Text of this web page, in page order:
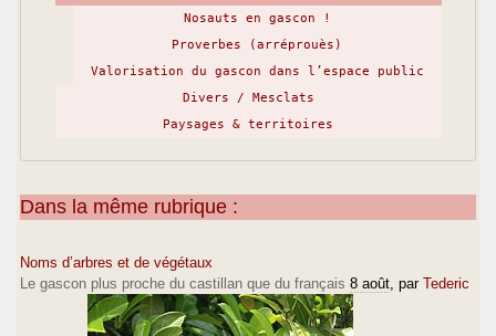
Nosauts en gascon !
Proverbes (arréprouès)
Valorisation du gascon dans l’espace public
Divers / Mesclats
Paysages & territoires
Dans la même rubrique :
Noms d’arbres et de végétaux
Le gascon plus proche du castillan que du français 8 août , par Tederic